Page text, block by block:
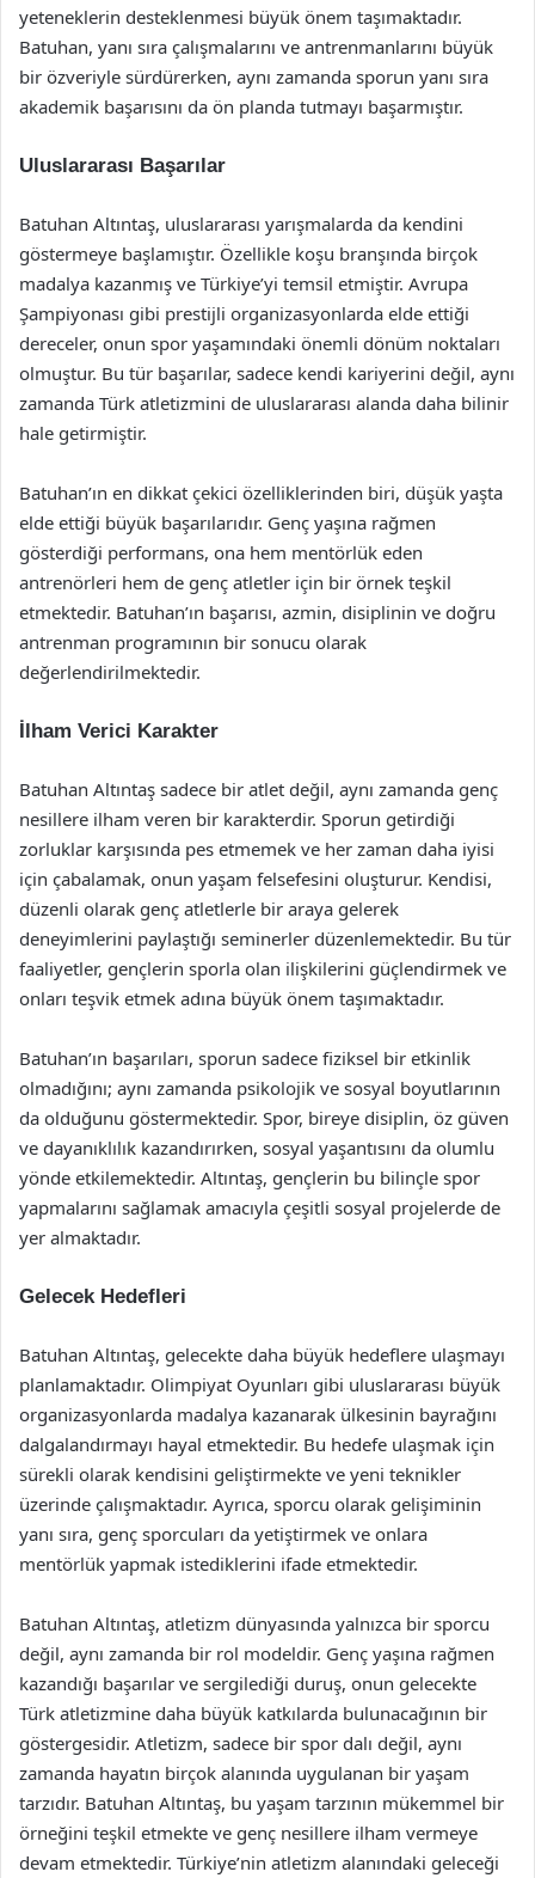
yeteneklerin desteklenmesi büyük önem taşımaktadır.
Batuhan, yanı sıra çalışmalarını ve antrenmanlarını büyük
bir özveriyle sürdürerken, aynı zamanda sporun yanı sıra
akademik başarısını da ön planda tutmayı başarmıştır.
Uluslararası Başarılar
Batuhan Altıntaş, uluslararası yarışmalarda da kendini
göstermeye başlamıştır. Özellikle koşu branşında birçok
madalya kazanmış ve Türkiye’yi temsil etmiştir. Avrupa
Şampiyonası gibi prestijli organizasyonlarda elde ettiği
dereceler, onun spor yaşamındaki önemli dönüm noktaları
olmuştur. Bu tür başarılar, sadece kendi kariyerini değil, aynı
zamanda Türk atletizmini de uluslararası alanda daha bilinir
hale getirmiştir.
Batuhan’ın en dikkat çekici özelliklerinden biri, düşük yaşta
elde ettiği büyük başarılarıdır. Genç yaşına rağmen
gösterdiği performans, ona hem mentörlük eden
antrenörleri hem de genç atletler için bir örnek teşkil
etmektedir. Batuhan’ın başarısı, azmin, disiplinin ve doğru
antrenman programının bir sonucu olarak
değerlendirilmektedir.
İlham Verici Karakter
Batuhan Altıntaş sadece bir atlet değil, aynı zamanda genç
nesillere ilham veren bir karakterdir. Sporun getirdiği
zorluklar karşısında pes etmemek ve her zaman daha iyisi
için çabalamak, onun yaşam felsefesini oluşturur. Kendisi,
düzenli olarak genç atletlerle bir araya gelerek
deneyimlerini paylaştığı seminerler düzenlemektedir. Bu tür
faaliyetler, gençlerin sporla olan ilişkilerini güçlendirmek ve
onları teşvik etmek adına büyük önem taşımaktadır.
Batuhan’ın başarıları, sporun sadece fiziksel bir etkinlik
olmadığını; aynı zamanda psikolojik ve sosyal boyutlarının
da olduğunu göstermektedir. Spor, bireye disiplin, öz güven
ve dayanıklılık kazandırırken, sosyal yaşantısını da olumlu
yönde etkilemektedir. Altıntaş, gençlerin bu bilinçle spor
yapmalarını sağlamak amacıyla çeşitli sosyal projelerde de
yer almaktadır.
Gelecek Hedefleri
Batuhan Altıntaş, gelecekte daha büyük hedeflere ulaşmayı
planlamaktadır. Olimpiyat Oyunları gibi uluslararası büyük
organizasyonlarda madalya kazanarak ülkesinin bayrağını
dalgalandırmayı hayal etmektedir. Bu hedefe ulaşmak için
sürekli olarak kendisini geliştirmekte ve yeni teknikler
üzerinde çalışmaktadır. Ayrıca, sporcu olarak gelişiminin
yanı sıra, genç sporcuları da yetiştirmek ve onlara
mentörlük yapmak istediklerini ifade etmektedir.
Batuhan Altıntaş, atletizm dünyasında yalnızca bir sporcu
değil, aynı zamanda bir rol modeldir. Genç yaşına rağmen
kazandığı başarılar ve sergilediği duruş, onun gelecekte
Türk atletizmine daha büyük katkılarda bulunacağının bir
göstergesidir. Atletizm, sadece bir spor dalı değil, aynı
zamanda hayatın birçok alanında uygulanan bir yaşam
tarzıdır. Batuhan Altıntaş, bu yaşam tarzının mükemmel bir
örneğini teşkil etmekte ve genç nesillere ilham vermeye
devam etmektedir. Türkiye’nin atletizm alanındaki geleceği